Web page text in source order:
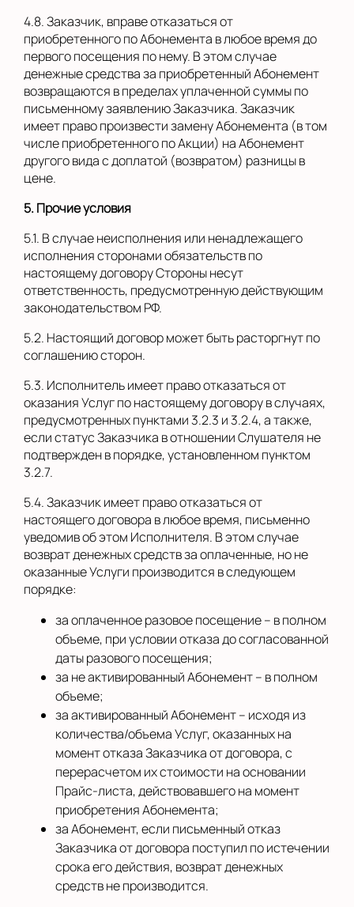
4.8. Заказчик, вправе отказаться от
приобретенного по Абонемента в любое время до
первого посещения по нему. В этом случае
денежные средства за приобретенный Абонемент
возвращаются в пределах уплаченной суммы по
письменному заявлению Заказчика. Заказчик
имеет право произвести замену Абонемента (в том
числе приобретенного по Акции) на Абонемент
другого вида с доплатой (возвратом) разницы в
цене.
5. Прочие условия
5.1. В случае неисполнения или ненадлежащего
исполнения сторонами обязательств по
настоящему договору Стороны несут
ответственность, предусмотренную действующим
законодательством РФ.
5.2. Настоящий договор может быть расторгнут по
соглашению сторон.
5.3. Исполнитель имеет право отказаться от
оказания Услуг по настоящему договору в случаях,
предусмотренных пунктами 3.2.3 и 3.2.4, а также,
если статус Заказчика в отношении Слушателя не
подтвержден в порядке, установленном пунктом
3.2.7.
5.4. Заказчик имеет право отказаться от
настоящего договора в любое время, письменно
уведомив об этом Исполнителя. В этом случае
возврат денежных средств за оплаченные, но не
оказанные Услуги производится в следующем
порядке:
за оплаченное разовое посещение – в полном
объеме, при условии отказа до согласованной
даты разового посещения;
за не активированный Абонемент – в полном
объеме;
за активированный Абонемент – исходя из
количества/объема Услуг, оказанных на
момент отказа Заказчика от договора, с
перерасчетом их стоимости на основании
Прайс-листа, действовавшего на момент
приобретения Абонемента;
за Абонемент, если письменный отказ
Заказчика от договора поступил по истечении
срока его действия, возврат денежных
средств не производится.